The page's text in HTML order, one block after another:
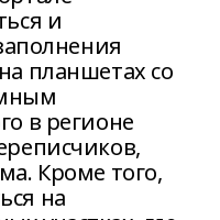
и
планшетах со
в регионе
Кроме того,
на